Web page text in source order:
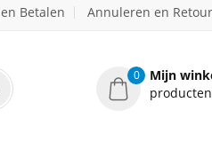
Betalen Annuleren en
0
Mijn